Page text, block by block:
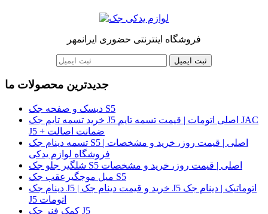
فروشگاه اینترنتی حضوری ایرانمهر
ثبت ایمیل
جدیدترین محصولات ما
دیسک و صفحه جک S5
خرید تسمه تایم جک J5 اصلی اتومات | قیمت تسمه تایم JAC
J5 + ضمانت اصالت
تسمه دینام جک S5 اصلی | قیمت روز، خرید و مشخصات |
فروشگاه لوازم یدکی
شلگیر جلو جک S5 اصلی | قیمت روز، خرید و مشخصات
میل موجگیرعقب جک S5
دینام جک J5 | خرید و قیمت دینام جک J5 اتوماتیک | دینام جک
J5 اتومات
کمک فنر جک J5